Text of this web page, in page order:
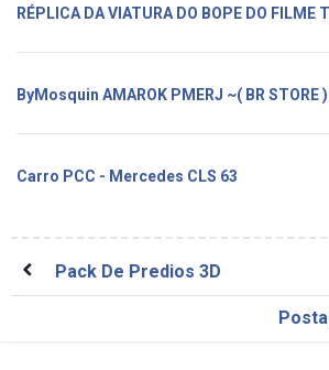
RÉPLICA DA VIATURA DO BOPE DO FILME
ByMosquin AMAROK PMERJ ~( BR STORE
Carro PCC - Mercedes CLS 63
Pack De Predios 3D